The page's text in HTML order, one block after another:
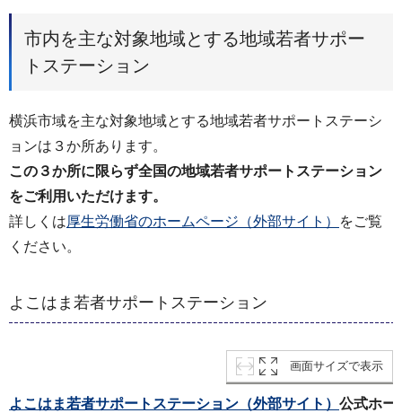
市内を主な対象地域とする地域若者サポー
トステーション
横浜市域を主な対象地域とする地域若者サポートステーシ
ョンは３か所あります。
この３か所に限らず全国の地域若者サポートステーション
をご利用いただけます。
詳しくは厚生労働省のホームページ（外部サイト）
をご覧
ください。
よこはま若者サポートステーション
画面サイズで表示
よこはま若者サポートステーション（外部サイト） 公式ホー